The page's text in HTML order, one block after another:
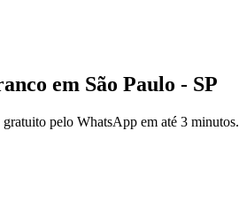
em São Paulo - SP
pelo WhatsApp em até 3 minutos.